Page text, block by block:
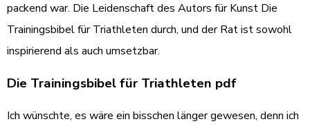
packend war. Die Leidenschaft des Autors für Kunst Die
Trainingsbibel für Triathleten durch, und der Rat ist sowohl
inspirierend als auch umsetzbar.
Die Trainingsbibel für Triathleten pdf
Ich wünschte, es wäre ein bisschen länger gewesen, denn ich